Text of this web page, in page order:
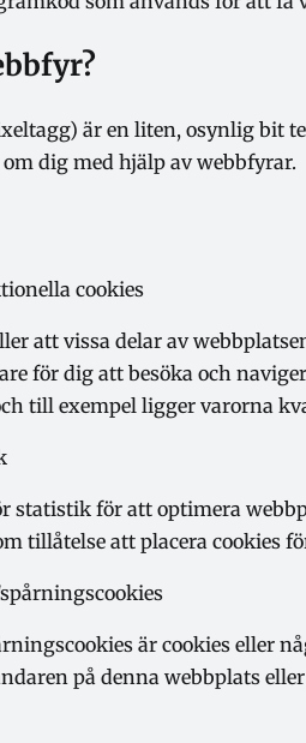
är en liten, osynlig bit
dig med hjälp av webbfyrar.
cookies
att vissa delar av
för dig att besöka och
till exempel ligger varorna
statistik för att optimera
tillåtelse att placera cookies
är cookies eller
på denna webbplats